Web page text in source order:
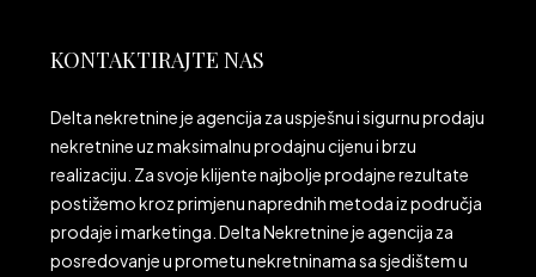
KONTAKTIRAJTE NAS
Delta nekretnine je agencija za uspješnu i sigurnu prodaju
nekretnine uz maksimalnu prodajnu cijenu i brzu
realizaciju. Za svoje klijente najbolje prodajne rezultate
postižemo kroz primjenu naprednih metoda iz područja
prodaje i marketinga. Delta Nekretnine je agencija za
posredovanje u prometu nekretninama sa sjedištem u